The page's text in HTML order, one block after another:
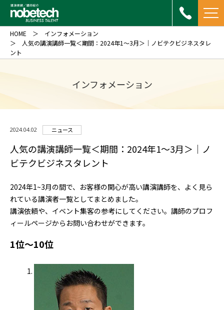
インフォメーション
HOME
インフォメーション
人気の講演講師一覧＜期間：2024年1～3月＞｜ノビテクビジネスタレ
ント
2024.04.02 ニュース
人気の講演講師一覧＜期間：2024年1～3月＞｜ノ
ビテクビジネスタレント
2024年1~3月の間で、お客様の関心が高い講演講師を、よく見ら
れている講演者一覧としてまとめました。
講演依頼や、イベント集客の参考にしてください。講師のプロフ
ィールページからお問い合わせができます。
1位～10位